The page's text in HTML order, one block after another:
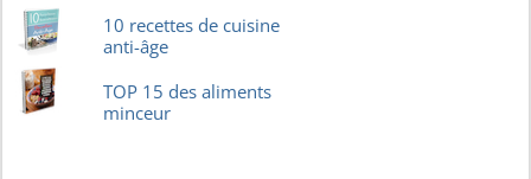
10 recettes de cuisine
anti-âge
TOP 15 des aliments
minceur